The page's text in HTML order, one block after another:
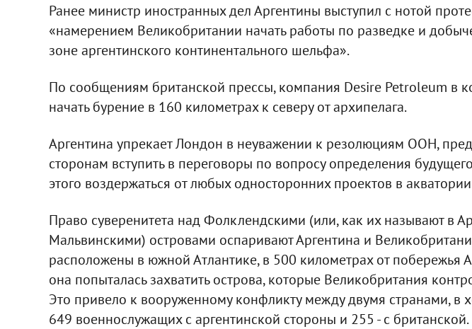
Ранее министр иностранных дел Аргентины выступил с нотой
«намерением Великобритании начать работы по разведке и
зоне аргентинского континентального шельфа».
По сообщениям британской прессы, компания Desire Petroleum в
начать бурение в 160 километрах к северу от архипелага.
Аргентина упрекает Лондон в неуважении к резолюциям ООН,
сторонам вступить в переговоры по вопросу определения
этого воздержаться от любых односторонних проектов в
Право суверенитета над Фолклендскими (или, как их называют в
Мальвинскими) островами оспаривают Аргентина и
расположены в южной Атлантике, в 500 километрах от побережья
она попыталась захватить острова, которые Великобритания
Это привело к вооруженному конфликту между двумя странами, в
649 военнослужащих с аргентинской стороны и 255 - с британской.